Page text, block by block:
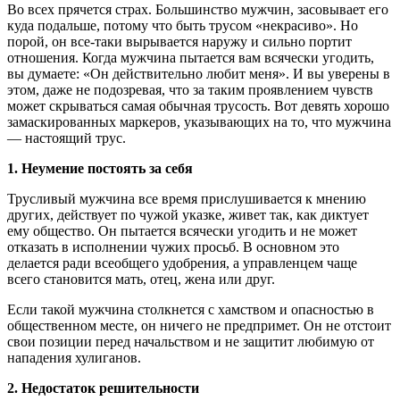
Во всех прячется страх. Большинство мужчин, засовывает его
куда подальше, потому что быть трусом «некрасиво». Но
порой, он все-таки вырывается наружу и сильно портит
отношения. Когда мужчина пытается вам всячески угодить,
вы думаете: «Он действительно любит меня». И вы уверены в
этом, даже не подозревая, что за таким проявлением чувств
может скрываться самая обычная трусость. Вот девять хорошо
замаскированных маркеров, указывающих на то, что мужчина
— настоящий трус.
1. Неумение постоять за себя
Трусливый мужчина все время прислушивается к мнению
других, действует по чужой указке, живет так, как диктует
ему общество. Он пытается всячески угодить и не может
отказать в исполнении чужих просьб. В основном это
делается ради всеобщего удобрения, а управленцем чаще
всего становится мать, отец, жена или друг.
Если такой мужчина столкнется с хамством и опасностью в
общественном месте, он ничего не предпримет. Он не отстоит
свои позиции перед начальством и не защитит любимую от
нападения хулиганов.
2. Недостаток решительности